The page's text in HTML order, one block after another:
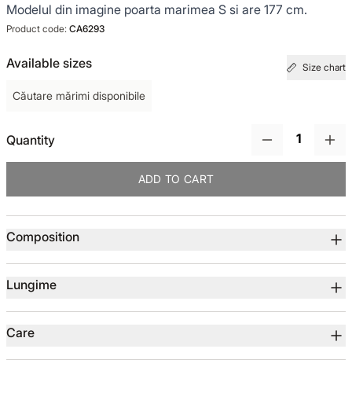
Modelul din imagine poarta marimea S si are 177 cm.
Product code: CA6293
Available sizes Size chart
Căutare mărimi disponibile
Quantity
ADD TO CART
Composition
Lungime
Care
GARDEROBA DE VACANTA
TOTUL DE LA -50%